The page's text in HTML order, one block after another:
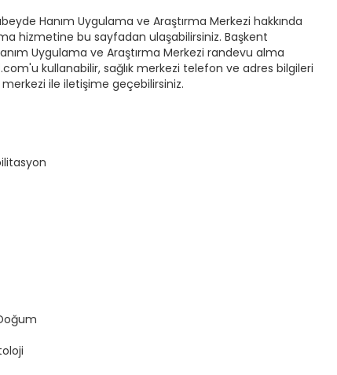
Hanım Uygulama ve Araştırma Merkezi hakkında
hizmetine bu sayfadan ulaşabilirsiniz. Başkent
Uygulama ve Araştırma Merkezi randevu alma
kullanabilir, sağlık merkezi telefon ve adres bilgileri
ile iletişime geçebilirsiniz.